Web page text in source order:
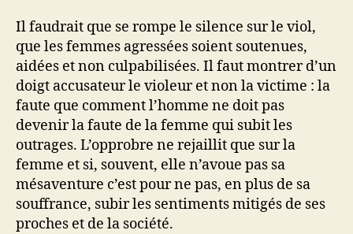
Il faudrait que se rompe le silence sur le viol,
que les femmes agressées soient soutenues,
aidées et non culpabilisées. Il faut montrer d’un
doigt accusateur le violeur et non la victime : la
faute que comment l’homme ne doit pas
devenir la faute de la femme qui subit les
outrages. L’opprobre ne rejaillit que sur la
femme et si, souvent, elle n’avoue pas sa
mésaventure c’est pour ne pas, en plus de sa
souffrance, subir les sentiments mitigés de ses
proches et de la société.